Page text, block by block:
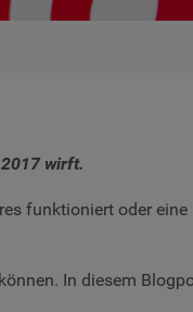
wirft.
funktioniert oder
In diesem